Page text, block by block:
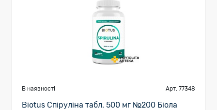
В наявності Арт. 77348
Biotus Спіруліна табл. 500 мг №200 Біола